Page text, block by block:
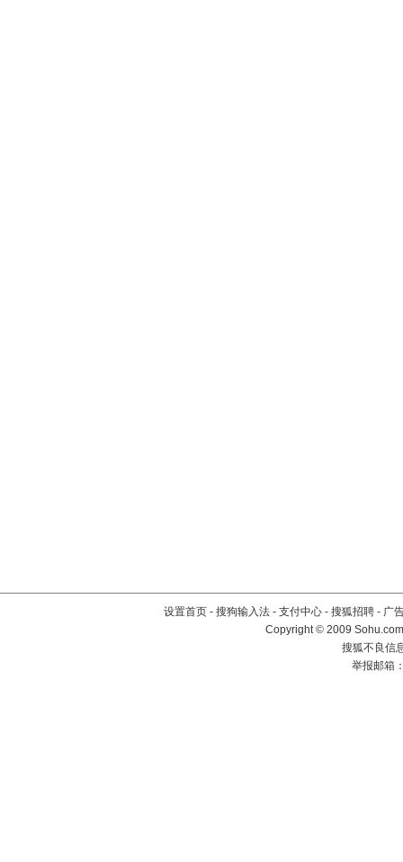
设置首页 - 搜狗输入法 - 支付中心 - 搜狐招聘 - 广
Copyright © 2009
搜狐不良信
举报邮箱